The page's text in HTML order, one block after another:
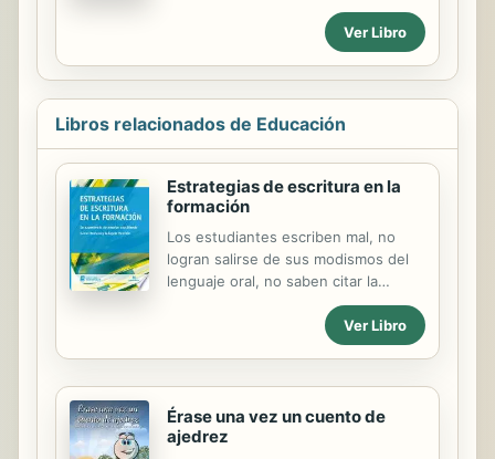
audible y escalable al celular.
Ver Libro
Libros relacionados de Educación
Estrategias de escritura en la
formación
Los estudiantes escriben mal, no
logran salirse de sus modismos del
lenguaje oral, no saben citar la
bibliografía, ¡escriben barbaridades
en los exámenes! ¿Es necesario
darles un documento con las normas
mandarlos a un taller de escritura?
Estas quejas habituales de los
docentes en las carreras de la
Ver Libro
Érase una vez un cuento de
ajedrez